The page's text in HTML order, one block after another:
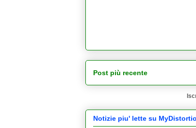
Post più recente
Notizie piu' lette su